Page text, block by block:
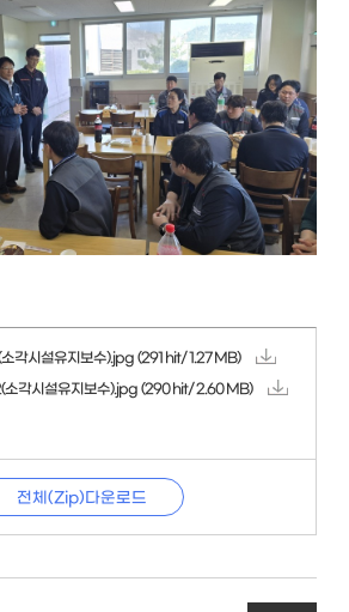
각시설유지보수).jpg (291 hit/ 1.27 MB)
소각시설유지보수).jpg (290 hit/ 2.60 MB)
전체(Zip)다운로드